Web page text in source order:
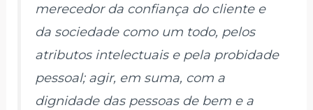
merecedor da confiança do cliente e
da sociedade como um todo, pelos
atributos intelectuais e pela probidade
pessoal; agir, em suma, com a
dignidade das pessoas de bem e a